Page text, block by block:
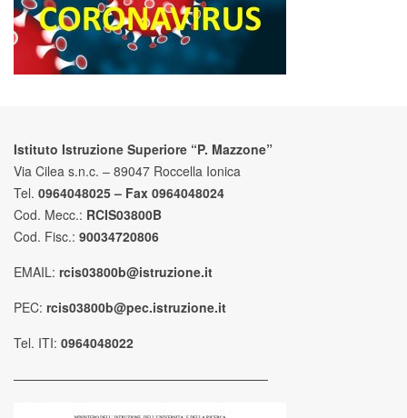
Istituto Istruzione Superiore “P. Mazzone”
Via Cilea s.n.c. – 89047 Roccella Ionica
Tel. 0964048025 – Fax 0964048024
Cod. Mecc.: RCIS03800B
Cod. Fisc.: 90034720806
EMAIL: rcis03800b@istruzione.it
PEC: rcis03800b@pec.istruzione.it
Tel. ITI: 0964048022
————————————————————